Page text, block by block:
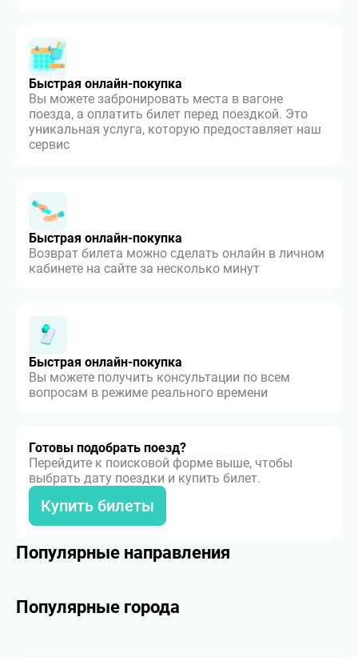
Быстрая онлайн-покупка
Вы можете забронировать места в вагоне
поезда, а оплатить билет перед поездкой. Это
уникальная услуга, которую предоставляет наш
сервис
Быстрая онлайн-покупка
Возврат билета можно сделать онлайн в личном
кабинете на сайте за несколько минут
Быстрая онлайн-покупка
Вы можете получить консультации по всем
вопросам в режиме реального времени
Готовы подобрать поезд?
Перейдите к поисковой форме выше, чтобы
выбрать дату поездки и купить билет.
Купить билеты
Популярные направления
Популярные города